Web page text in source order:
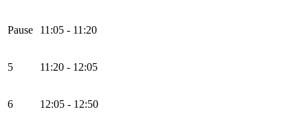
Pause 11:05 - 11:20
5 11:20 - 12:05
6 12:05 - 12:50